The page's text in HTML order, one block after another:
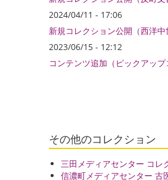
2024/04/11 - 17:06
新規コレクション公開（西洋
2023/06/15 - 12:12
コンテンツ追加（ピックアッ
その他のコレクション
三田メディアセンター コレ
信濃町メディアセンター 古